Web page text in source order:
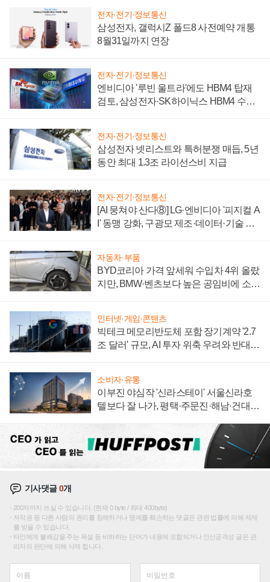
전자·전기·정보통신
삼성전자, 갤럭시Z 폴드8 사전예약 개통
8월31일까지 연장
전자·전기·정보통신
엔비디아 '루빈 울트라'에도 HBM4 탑재
검토, 삼성전자·SK하이닉스 HBM4 수율
전자·전기·정보통신
삼성전자 넷리스트와 특허분쟁 매듭, 5년
동안 최대 1.3조 라이선스비 지급
전자·전기·정보통신
[AI 뭉쳐야 산다⑧] LG·엔비디아 '피지컬 A
I' 동맹 강화, 구광모 제조·데이터·기술 결
자동차·부품
BYD코리아 가격 앞세워 수입차 4위 올랐
지만, BMW·벤츠보다 높은 공임비에 소비
인터넷·게임·콘텐츠
빅테크 메모리반도체 포함 장기계약 '2.7
조 달러' 규모, AI 투자 위축 우려와 반대
소비자·유통
이부진 야심작 '신라스테이' 서울신라호
텔보다 잘 나가, 평택·주문진·해남·건대로
기사댓글0개
200자까지 쓰실 수 있습니다. (현재 0 byte / 최대 400byte)
저작권 등 다른 사람의 권리를 침해하거나 명예를 훼손하는 댓글은 관련 법률에 의해 제재
를 받을 수 있습니다.
타인에게 불쾌감을 주는 욕설 등 비하하는 단어가 내용에 포함되거나 인신공격성 글은 관
리자의 판단에 의해 삭제 합니다.